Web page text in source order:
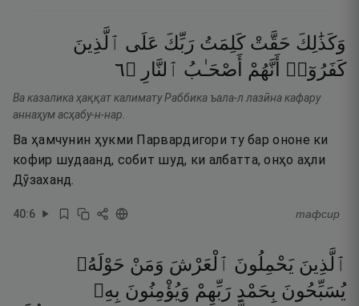
وَكَذَٰلِكَ حَقَّتْ كَلِمَتُ رَبِّكَ عَلَى ٱلَّذِينَ
كَفَرُوٓا۟ أَنَّهُمْ أَصْحَـٰبُ ٱلنَّارِ ۝٦
Ва казалика ҳаққат калимату Раббика ъала-л лазӣна кафару
аннаҳум асҳабу-н-нар.
Ва ҳамчунин ҳукми Парвардигори ту бар ононе ки
кофир шудаанд, собит шуд, ки албатта, онҳо аҳли
Дӯзаханд.
40:6 тафсир
ٱلَّذِينَ يَحْمِلُونَ ٱلْعَرْشَ وَمَنْ حَوْلَهُۥ
يُسَبِّحُونَ بِحَمْدِ رَبِّهِمْ وَيُؤْمِنُونَ بِهِۦ